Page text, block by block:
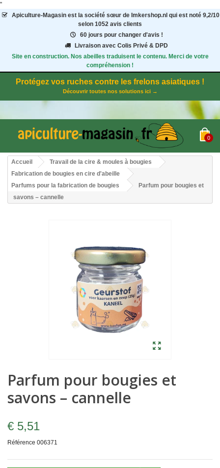
"
Apiculture-Magasinest la société sœur de Imkershop.nl qui est noté 9,2/10
selon 1052 avis clients
60 jours pour changer d'avis !
Livraison avec Colis Privé & DPD
Site en construction. Nos abeilles traduisent le contenu. Merci de votre
compréhension !
Protégez vos ruches contre les frelons asiatiques !
Découvrir toutes nos solutions ici →
0
Accueil
Travail de la cire & moules à bougies
Fabrication de bougies en cire d'abeille
Parfums pour la fabrication de bougies
Parfum pour bougies et
savons – cannelle
Parfum pour bougies et
savons – cannelle
€ 5,51
Référence 006371